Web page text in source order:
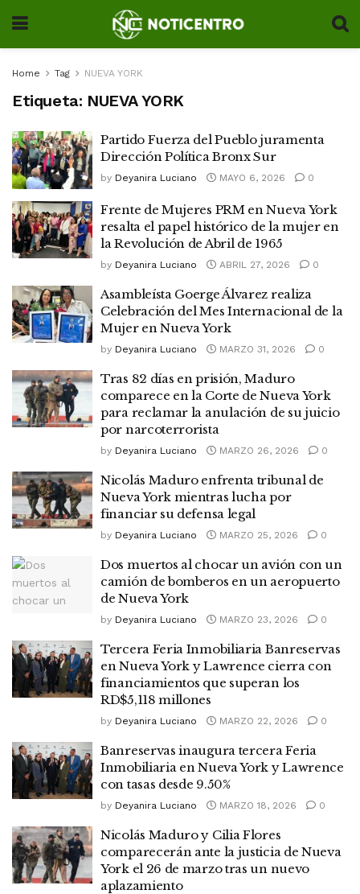
Home Tag NUEVA YORK
Etiqueta: NUEVA YORK
Partido Fuerza del Pueblo juramenta
Dirección Política Bronx Sur
by Deyanira Luciano MAYO 6, 2026 0
Frente de Mujeres PRM en Nueva York
resalta el papel histórico de la mujer en
la Revolución de Abril de 1965
by Deyanira Luciano ABRIL 27, 2026 0
Asambleísta Goerge Álvarez realiza
Celebración del Mes Internacional de la
Mujer en Nueva York
by Deyanira Luciano MARZO 31, 2026 0
Tras 82 días en prisión, Maduro
comparece en la Corte de Nueva York
para reclamar la anulación de su juicio
por narcoterrorista
by Deyanira Luciano MARZO 26, 2026 0
Nicolás Maduro enfrenta tribunal de
Nueva York mientras lucha por
financiar su defensa legal
by Deyanira Luciano MARZO 25, 2026 0
Dos muertos al chocar un avión con un
camión de bomberos en un aeropuerto
de Nueva York
by Deyanira Luciano MARZO 23, 2026 0
Tercera Feria Inmobiliaria Banreservas
en Nueva York y Lawrence cierra con
financiamientos que superan los
RD$5,118 millones
by Deyanira Luciano MARZO 22, 2026 0
Banreservas inaugura tercera Feria
Inmobiliaria en Nueva York y Lawrence
con tasas desde 9.50%
by Deyanira Luciano MARZO 18, 2026 0
Nicolás Maduro y Cilia Flores
comparecerán ante la justicia de Nueva
York el 26 de marzo tras un nuevo
aplazamiento